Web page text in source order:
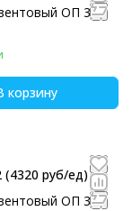
ОП 3х5
корзину
(4320 руб/eд)
ОП 3х4